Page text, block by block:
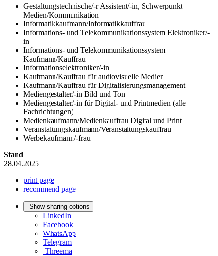
Gestaltungstechnische/-r Assistent/-in, Schwerpunkt
Medien/Kommunikation
Informatikkaufmann/Informatikkauffrau
Informations- und Telekommunikationssystem Elektroniker/-
in
Informations- und Telekommunikationssystem
Kaufmann/Kauffrau
Informationselektroniker/-in
Kaufmann/Kauffrau für audiovisuelle Medien
Kaufmann/Kauffrau für Digitalisierungsmanagement
Mediengestalter/-in Bild und Ton
Mediengestalter/-in für Digital- und Printmedien (alle
Fachrichtungen)
Medienkaufmann/Medienkauffrau Digital und Print
Veranstaltungskaufmann/Veranstaltungskauffrau
Werbekaufmann/-frau
Stand
28.04.2025
print page
recommend page
Show sharing options
LinkedIn
Facebook
WhatsApp
Telegram
Threema